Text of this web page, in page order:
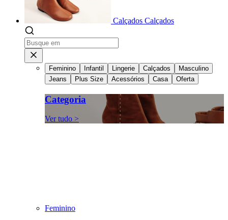
Calçados Calçados
Feminino Infantil Lingerie Calçados
Masculino
Jeans
Plus Size Acessórios Casa Oferta
Categoria
Ver tudo >
Feminino